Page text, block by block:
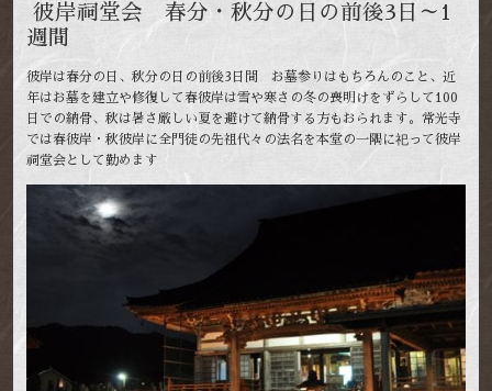
彼岸祠堂会 春分・秋分の日の前後3日～1
週間
彼岸は春分の日、秋分の日の前後3日間 お墓参りはもちろんのこと、近
年はお墓を建立や修復して春彼岸は雪や寒さの冬の喪明けをずらして100
日での納骨、秋は暑さ厳しい夏を避けて納骨する方もおられます。常光寺
では春彼岸・秋彼岸に全門徒の先祖代々の法名を本堂の一隅に祀って彼岸
祠堂会として勤めます